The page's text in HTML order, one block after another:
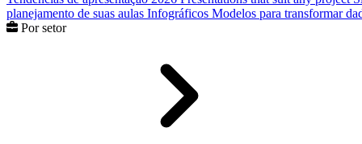
planejamento de suas aulas Infográficos Modelos para transformar
Por setor